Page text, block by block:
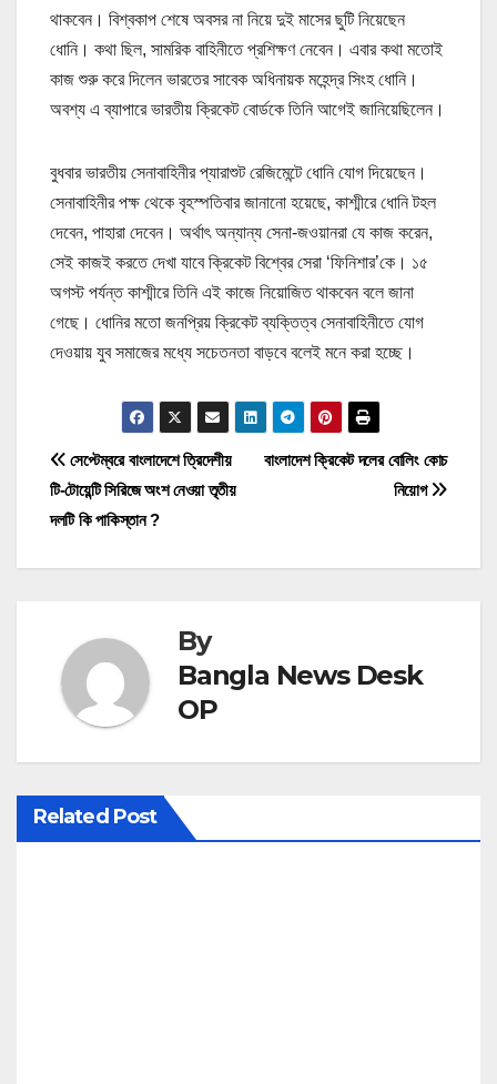
থাকবেন। বিশ্বকাপ শেষে অবসর না নিয়ে দুই মাসের ছুটি নিয়েছেন
ধোনি। কথা ছিল, সামরিক বাহিনীতে প্রশিক্ষণ নেবেন। এবার কথা মতোই
কাজ শুরু করে দিলেন ভারতের সাবেক অধিনায়ক মহেন্দ্র সিংহ ধোনি।
অবশ্য এ ব্যাপারে ভারতীয় ক্রিকেট বোর্ডকে তিনি আগেই জানিয়েছিলেন।
বুধবার ভারতীয় সেনাবাহিনীর প্যারাশুট রেজিমেন্টে ধোনি যোগ দিয়েছেন।
সেনাবাহিনীর পক্ষ থেকে বৃহস্পতিবার জানানো হয়েছে, কাশ্মীরে ধোনি টহল
দেবেন, পাহারা দেবেন। অর্থাৎ অন্যান্য সেনা-জওয়ানরা যে কাজ করেন,
সেই কাজই করতে দেখা যাবে ক্রিকেট বিশ্বের সেরা ‘ফিনিশার’কে। ১৫
অগস্ট পর্যন্ত কাশ্মীরে তিনি এই কাজে নিয়োজিত থাকবেন বলে জানা
গেছে। ধোনির মতো জনপ্রিয় ক্রিকেট ব্যক্তিত্ব সেনাবাহিনীতে যোগ
দেওয়ায় যুব সমাজের মধ্যে সচেতনতা বাড়বে বলেই মনে করা হচ্ছে।
P
o
s
n
a
i
g
বাংলাদেশ ক্রিকেট দলের বোলিং কোচ
নিয়োগ
সেপ্টেম্বরে বাংলাদেশে ত্রিদেশীয়
টি-টোয়েন্টি সিরিজে অংশ নেওয়া তৃতীয়
দলটি কি পাকিস্তান ?
By
Bangla News Desk
OP
Related Post